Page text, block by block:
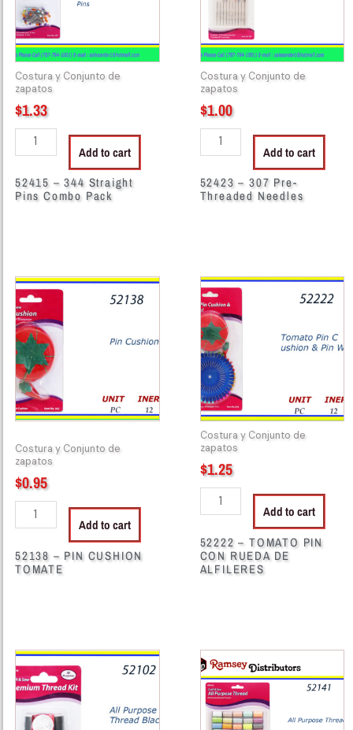
Costura y Conjunto de
zapatos
$1.33
Combo
Pack
quantity
Add to cart
52415 – 344 Straight
Pins Combo Pack
Costura y Conjunto de
zapatos
$1.00
Needles
quantity
Add to cart
52423 – 307 Pre-
Threaded Needles
Costura y Conjunto de
zapatos
$0.95
52138
-
PIN
CUSHION
TOMATE
quantity
Add to cart
52138 – PIN CUSHION
TOMATE
Costura y Conjunto de
zapatos
$1.25
52222
-
TOMATO
PIN
CON
RUEDA
DE
ALFILERES
quantity
Add to cart
52222 – TOMATO PIN
CON RUEDA DE
ALFILERES
-
THREAD
KIT
BLK
-
410
Allary